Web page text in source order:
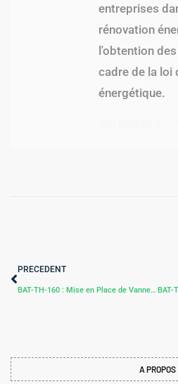
entreprises
rénovation
l'obtention
cadre de la loi
énergétique.
PRECEDENT
BAT-TH-160 : Mise en Place de Vannes de Régulation Étanches avec Servomoteurs Économes
A PROPOS